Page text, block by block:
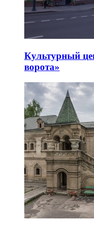
Культурный
ворота»